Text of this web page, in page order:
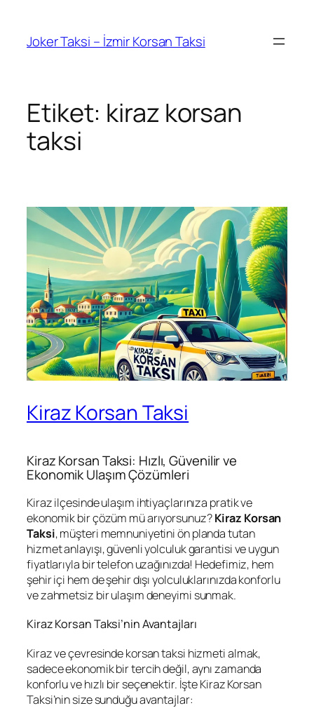
Joker Taksi – İzmir Korsan Taksi
Etiket: kiraz korsan
taksi
Kiraz Korsan Taksi
Kiraz Korsan Taksi: Hızlı, Güvenilir ve
Ekonomik Ulaşım Çözümleri
Kiraz ilçesinde ulaşım ihtiyaçlarınıza pratik ve
ekonomik bir çözüm mü arıyorsunuz?Kiraz Korsan
Taksi, müşteri memnuniyetini ön planda tutan
hizmet anlayışı, güvenli yolculuk garantisi ve uygun
fiyatlarıyla bir telefon uzağınızda! Hedefimiz, hem
şehir içi hem de şehir dışı yolculuklarınızda konforlu
ve zahmetsiz bir ulaşım deneyimi sunmak.
Kiraz Korsan Taksi’nin Avantajları
Kiraz ve çevresinde korsan taksi hizmeti almak,
sadece ekonomik bir tercih değil, aynı zamanda
konforlu ve hızlı bir seçenektir. İşte Kiraz Korsan
Taksi’nin size sunduğu avantajlar: